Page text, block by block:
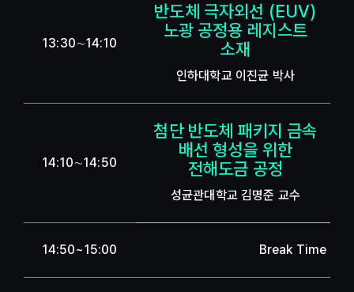
13:30∼14:10
반도체 극자외선 (EUV)
노광 공정용 레지스트
소재
인하대학교 이진균 박사
14:10∼14:50
첨단 반도체 패키지 금속
배선 형성을 위한
전해도금 공정
성균관대학교 김명준 교수
14:50~15:00 Break Time